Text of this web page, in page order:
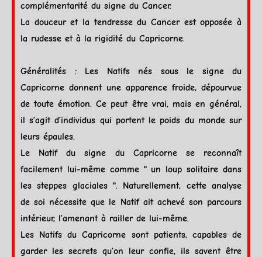
complémentarité du signe du Cancer.
La douceur et la tendresse du Cancerest opposée à
la rudesse et à la rigidité du Capricorne.
Généralités : Les Natifs nés sous le signe du
Capricorne donnent une apparence froide, dépourvue
de toute émotion. Ce peut être vrai, mais en général,
il s’agit d’individus qui portent le poids du monde sur
leurs épaules.
Le Natif du signe du Capricornese reconnaît
facilement lui-même comme " un loup solitaire dans
les steppes glaciales ". Naturellement, cette analyse
de soi nécessite que le Natif ait achevé son parcours
intérieur, l’amenant à railler de lui-même.
Les Natifs duCapricorne sont patients, capables de
garder les secrets qu’on leur confie, ils savent être